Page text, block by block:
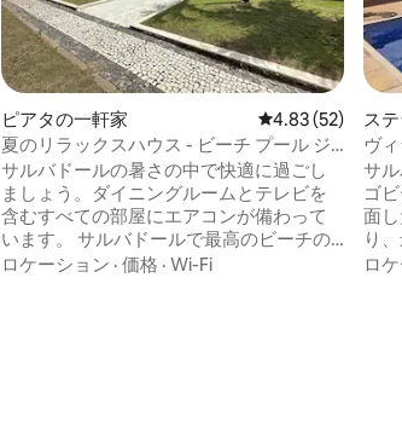
ピアタの一軒家 レビュー52件、5
4.83 (52)
夏のリラックスハウス - ビーチ プール ジ
ャグジー バーベキュー
サルバドールの暑さの中で快適に過ごし
ましょう。ダイニングルームとテレビを
含むすべての部屋にエアコンが備わって
います。 サルバドールで最高のビーチの1
つに近い。 レイトチェックアウト18時。
ロケーション · 価格 · Wi-Fi
ス
ヴ
ン
サ
ゴ
面
り
ト2
ロ